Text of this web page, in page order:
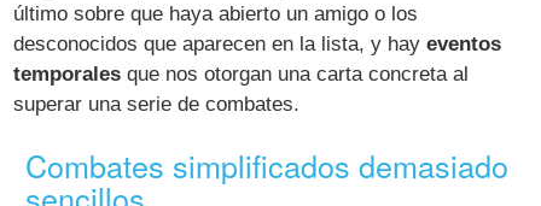
último sobre que haya abierto un amigo o los
desconocidos que aparecen en la lista, y hayeventos
temporales que nos otorgan una carta concreta al
superar una serie de combates.
Combates simplificados demasiado